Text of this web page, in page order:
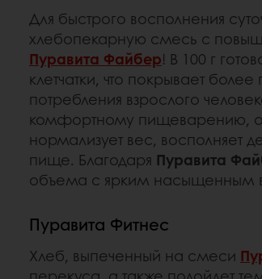
Для быстрого восполнения
хлебопекарную смесь с
Пуравита Файбер! В 100 г
клетчатки, что покрывает
потребления взрослого
комфортному пищеварению,
нормализует вес, восполняет
пище. Благодаря Пуравита
объема с ярким насыщенным
Пуравита Фитнес
Хлеб, выпеченный на смеси